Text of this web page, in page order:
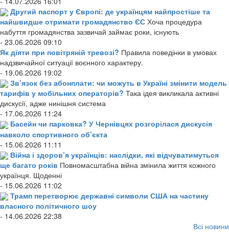
Другий паспорт у Європі: де українцям найпростіше та
найшвидше отримати громадянство ЄС Хоча процедура
набуття громадянства зазвичай займає роки, існують
- 23.06.2026 09:10
Як діяти при повітряній тревозі? Правила поведінки в умовах
надзвичайної ситуації воєнного характеру.
- 19.06.2026 19:02
Зв’язок без абонплати: чи можуть в Україні змінити модель
тарифів у мобільних операторів? Така ідея викликала активні
дискусії, адже нинішня система
- 17.06.2026 11:24
Басейн чи парковка? У Чернівцях розгорілася дискусія
навколо спортивного об’єкта
- 15.06.2026 11:11
Війна і здоров’я українців: наслідки, які відчуватимуться
ще багато років Повномасштабна війна змінила життя кожного
українця. Щоденні
- 15.06.2026 11:02
Трамп перетворює державні символи США на частину
власного політичного шоу
- 14.06.2026 22:38
Всі новини